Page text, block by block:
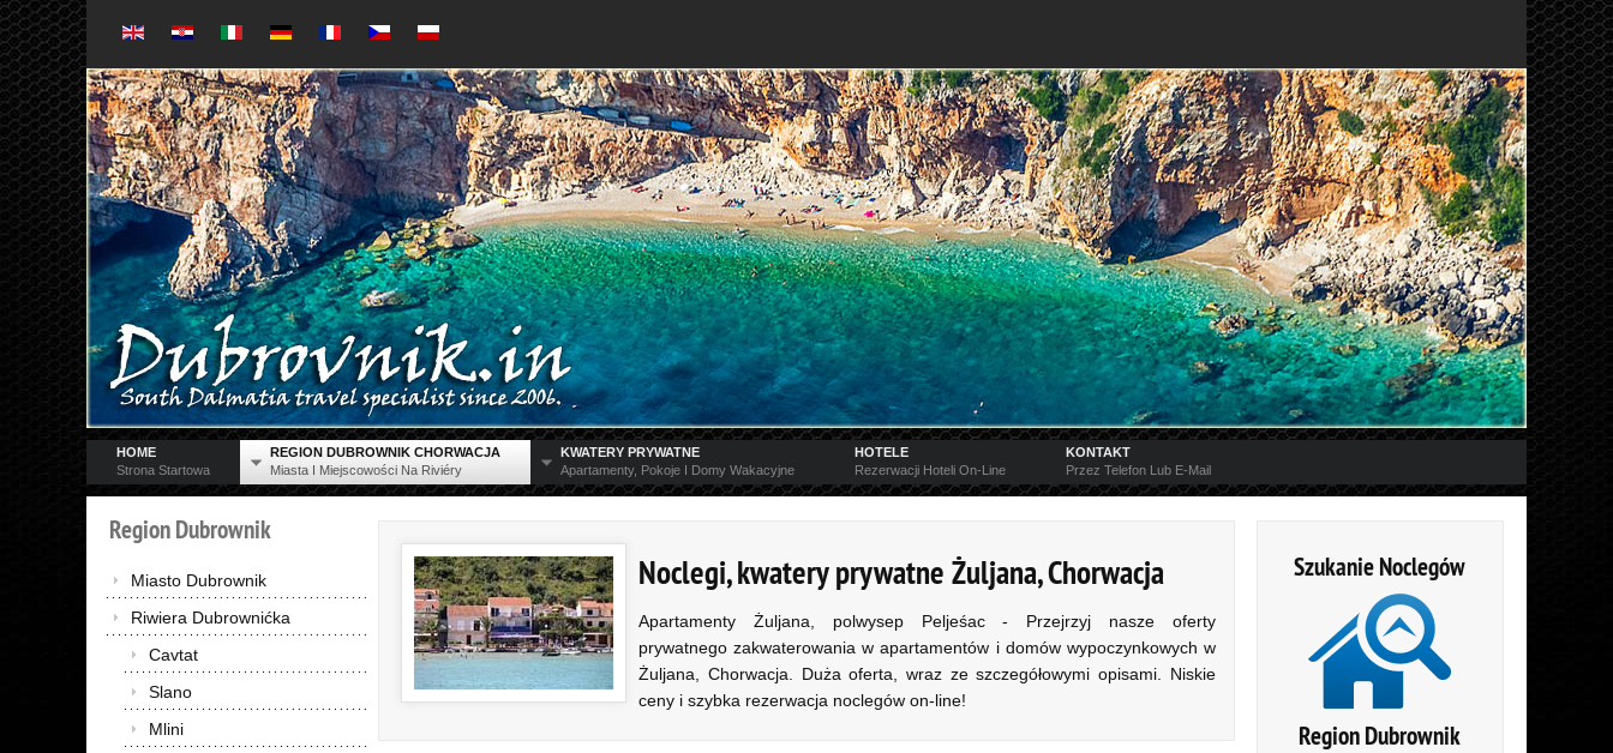
HOME
Strona Startowa
REGION DUBROWNIK CHORWACJA
Miasta I Miejscowości Na Riviéry
KWATERY PRYWATNE
Apartamenty, Pokoje I Domy Wakacyjne
HOTELE
Rezerwacji Hoteli On-Line
KONTAKT
Przez Telefon Lub E-Mail
RegionDubrownik
Miasto Dubrownik
Riwiera Dubrownićka
Cavtat
Slano
Mlini
Noclegi, kwatery prywatne Żuljana, Chorwacja
Apartamenty Żuljana, polwysep Peljeśac - Przejrzyj nasze oferty
prywatnego zakwaterowania w apartamentów i domów wypoczynkowych w
Żuljana, Chorwacja. Duża oferta, wraz ze szczegółowymi opisami. Niskie
ceny i szybka rezerwacja noclegów on-line!
Szukanie Noclegów
Region Dubrownik